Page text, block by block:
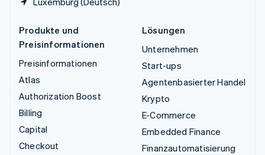
Produkte und
Preisinformationen
Preisinformationen
Atlas
Authorization Boost
Billing
Capital
Checkout
Lösungen
Unternehmen
Start-ups
Agentenbasierter Handel
Krypto
E-Commerce
Embedded Finance
Finanzautomatisierung